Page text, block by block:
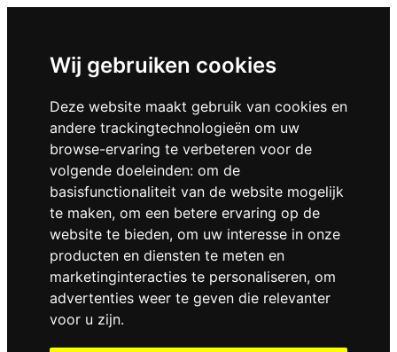
Wij gebruiken cookies
Deze website maakt gebruik van cookies en
andere trackingtechnologieën om uw
browse-ervaring te verbeteren voor de
volgende doeleinden: om de
basisfunctionaliteit van de website mogelijk
te maken, om een betere ervaring op de
website te bieden, om uw interesse in onze
producten en diensten te meten en
marketinginteracties te personaliseren, om
advertenties weer te geven die relevanter
voor u zijn.